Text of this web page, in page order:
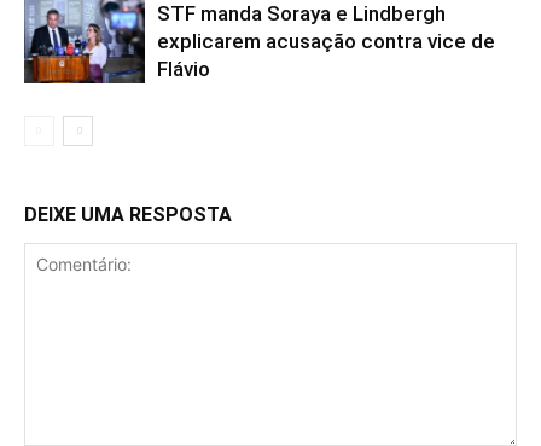
STF manda Soraya e Lindbergh
explicarem acusação contra vice de
Flávio
DEIXE UMA RESPOSTA